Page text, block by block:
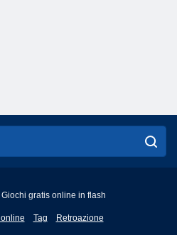
gratis online in flash
Tag Retroazione